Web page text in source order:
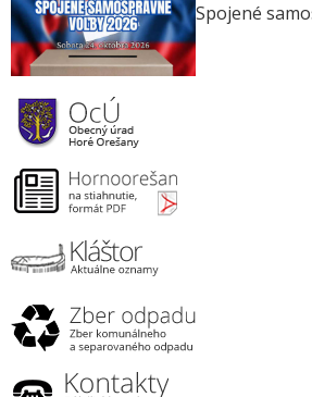
Spojené